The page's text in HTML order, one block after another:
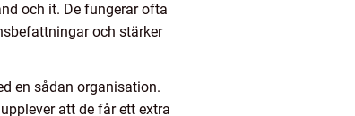
och it. De fungerar ofta
och stärker
en sådan organisation.
att de får ett extra